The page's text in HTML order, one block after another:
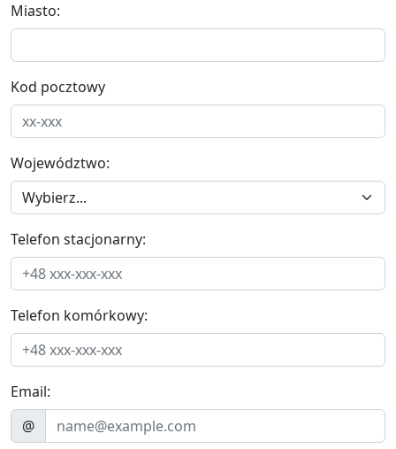
Miasto:
Kod pocztowy
Województwo:
Telefon stacjonarny:
Telefon komórkowy:
Email:
@